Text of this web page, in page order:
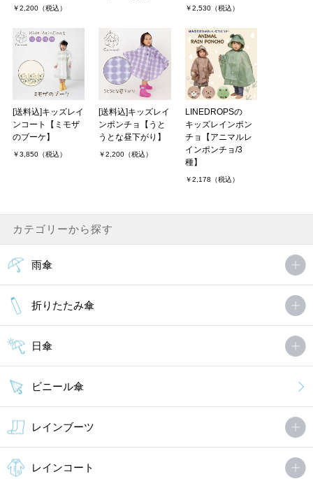
￥2,200（税込） ￥2,530（税込）
[送料込]キッズレイ
ンコート【ミモザ
のブーケ】
￥3,850（税込）
[送料込]キッズレイ
ンポンチョ【うと
うとな昼下がり】
￥2,200（税込）
LINEDROPSの
キッズレインポン
チョ【アニマルレ
インポンチョ/3
種】
￥2,178（税込）
カテゴリーから探す
雨傘
折りたたみ傘
日傘
ビニール傘
レインブーツ
レインコート